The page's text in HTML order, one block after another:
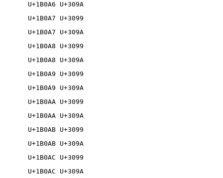
U+1B0A6 U+309A
U+1B0A7 U+3099
U+1B0A7 U+309A
U+1B0A8 U+3099
U+1B0A8 U+309A
U+1B0A9 U+3099
U+1B0A9 U+309A
U+1B0AA U+3099
U+1B0AA U+309A
U+1B0AB U+3099
U+1B0AB U+309A
U+1B0AC U+3099
U+1B0AC U+309A